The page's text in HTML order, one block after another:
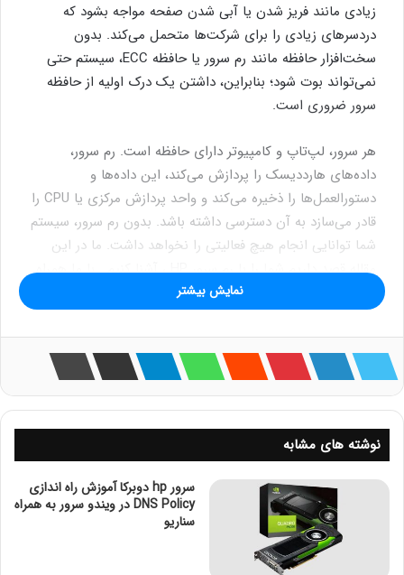
زیادی مانند فریز شدن یا آبی شدن صفحه مواجه بشود که
دردسرهای زیادی را برای شرکت‌ها متحمل می‌کند. بدون
سخت‌افزار حافظه مانند رم سرور یا حافظه ECC، سیستم حتی
نمی‌تواند بوت شود؛ بنابراین، داشتن یک درک اولیه از حافظه
سرور ضروری است.
هر سرور، لپ‌تاپ و کامپیوتر دارای حافظه است. رم سرور،
داده‌های هارددیسک را پردازش می‌کند، این داده‌ها و
دستورالعمل‌ها را ذخیره می‌کند و واحد پردازش مرکزی یا CPU را
قادر می‌سازد به آن دسترسی داشته باشد. بدون رم سرور، سیستم
شما توانایی انجام هیچ فعالیتی را نخواهد داشت. ما در این
مقاله قصد داریم شما را با رم سرور HP ، آشنا کنیم . با ما همراه
فهرست مطالب
رم سرور چیست؟
وظیفه رم سرور چیست؟
انواع مختلف نسل‌ها در رم سرور
رم سرور DDR
رم سرور DDR3
رم سرور DDR4
رم سرور DDR5
برندهای مختلف ارائه‌دهنده رم سرور
انواع برندهای ارائه‌دهنده رم سرور:
نمایش بیشتر
نوشته های مشابه
سرور hp دوبرکا آموزش راه اندازی
DNS Policy در ویندو سرور به همراه
سناریو